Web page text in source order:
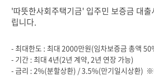
'따뜻한사회주택기금' 입주민 보증금 대
립니다.
- 최대한도 : 최대 2000만원(임차보증금 총액
- 기간 : 최대 4년(2년 계약, 2년 연장 가능)
- 금리 : 2%(분할상환) / 3.5%(만기일시상환) ※